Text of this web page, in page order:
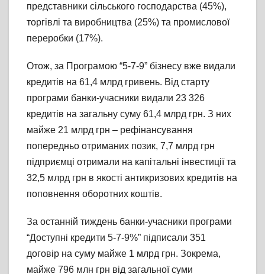
представники сільського господарства (45%),
торгівлі та виробництва (25%) та промислової
переробки (17%).
Отож, за Програмою “5-7-9” бізнесу вже видали
кредитів на 61,4 млрд гривень. Від старту
програми банки-учасники видали 23 326
кредитів на загальну суму 61,4 млрд грн. З них
майже 21 млрд грн – рефінансування
попередньо отриманих позик, 7,7 млрд грн
підприємці отримали на капітальні інвестиції та
32,5 млрд грн в якості антикризових кредитів на
поповнення оборотних коштів.
За останній тиждень банки-учасники програми
“Доступні кредити 5-7-9%” підписали 351
договір на суму майже 1 млрд грн. Зокрема,
майже 796 млн грн від загальної суми